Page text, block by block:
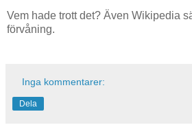
Vem hade trott det? Även Wikipedia
förvåning.
Inga kommentarer:
Dela